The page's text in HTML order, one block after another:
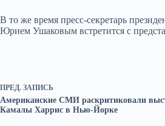
В то же время пресс-секретарь
Юрием Ушаковым встретится с
ПРЕД. ЗАПИСЬ
Американские СМИ раскритиковали
Камалы Харрис в Нью-Йорке